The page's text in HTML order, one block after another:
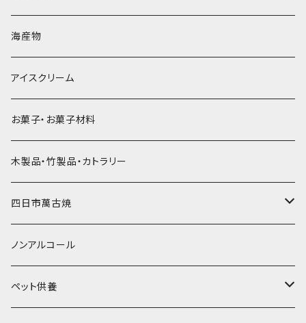
氷河の氷
氷アイテム
無添加瓶シロップ
発泡スチロール無地-使い捨て
発泡スチロールプリント柄
かき氷スプーン・スプーンストロー
プラスチック・スプーン
プラスチック・スプーンストロー
コンデンスミルク・練乳・あんこ
かき氷セット
その他かき氷用品
ドライアイス5ｋｇ
ドライアイス8ｋｇ
ドライアイス10ｋｇ
ドライアイス15ｋｇ
ドライアイス20ｋｇ
ドライアイス25ｋｇ
ビール・グラス
タンブラー
かき氷器
肉まん・あんまん
パスタ・スパゲッティ
惣菜
海産物
アイスクリーム
お菓子・お菓子材料
木製品・竹製品・カトラリー
四日市萬古焼
土鍋・土釜
一般土鍋
皿・椀・丼・小物
ノンアルコール
ペット供養